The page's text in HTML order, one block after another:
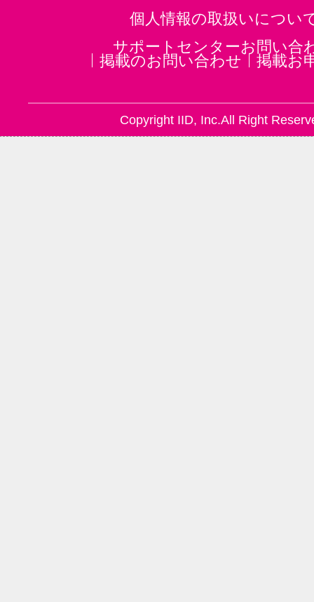
個人情報の取扱いについ
サポートセンターお問い合
掲載のお問い合わせ
掲載お
Copyright IID, Inc.All Right